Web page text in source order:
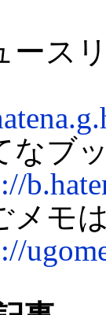
ス
ブ
モ